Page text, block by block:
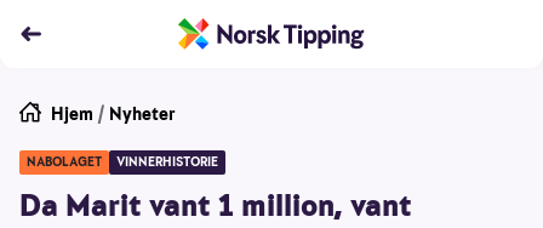
Hjem / Nyheter
NABOLAGET VINNERHISTORIE
Da Marit vant 1 million, vant